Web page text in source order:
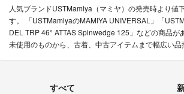
人気ブランドUSTMamiya（マミヤ）の発売時より
す。 「USTMamiyaのMAMIYA UNIVERSAL」「
DEL TRP 46° ATTAS Spinwedge 125」などの商品
未使用のものから、古着、中古アイテムまで幅広い品
すべて